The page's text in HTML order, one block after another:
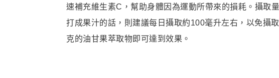
速補充維生素C，幫助身體因為運動所帶來的損耗。攝取
打成果汁的話，則建議每日攝取約100毫升左右，以免攝
克的油甘果萃取物即可達到效果。